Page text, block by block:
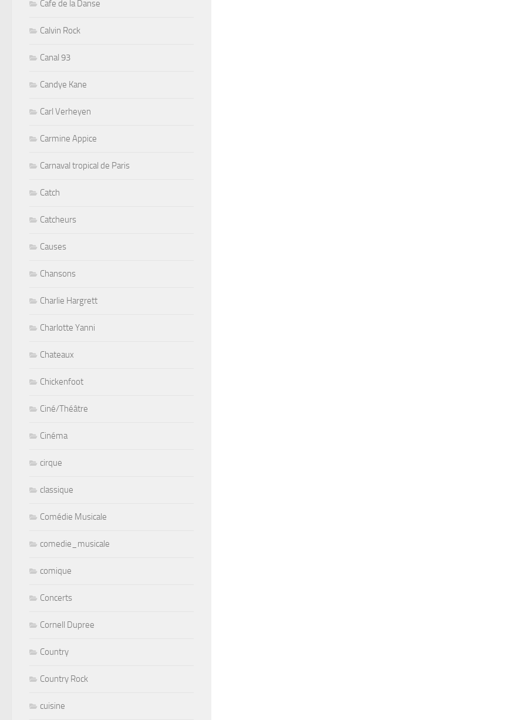
Cafe de la Danse
Calvin Rock
Canal 93
Candye Kane
Carl Verheyen
Carmine Appice
Carnaval tropical de Paris
Catch
Catcheurs
Causes
Chansons
Charlie Hargrett
Charlotte Yanni
Chateaux
Chickenfoot
Ciné/Théâtre
Cinéma
cirque
classique
Comédie Musicale
comedie_musicale
comique
Concerts
Cornell Dupree
Country
Country Rock
cuisine